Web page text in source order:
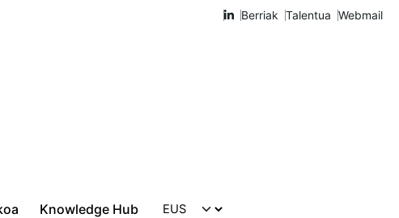
Berriak Talentua Webmail
Knowledge Hub